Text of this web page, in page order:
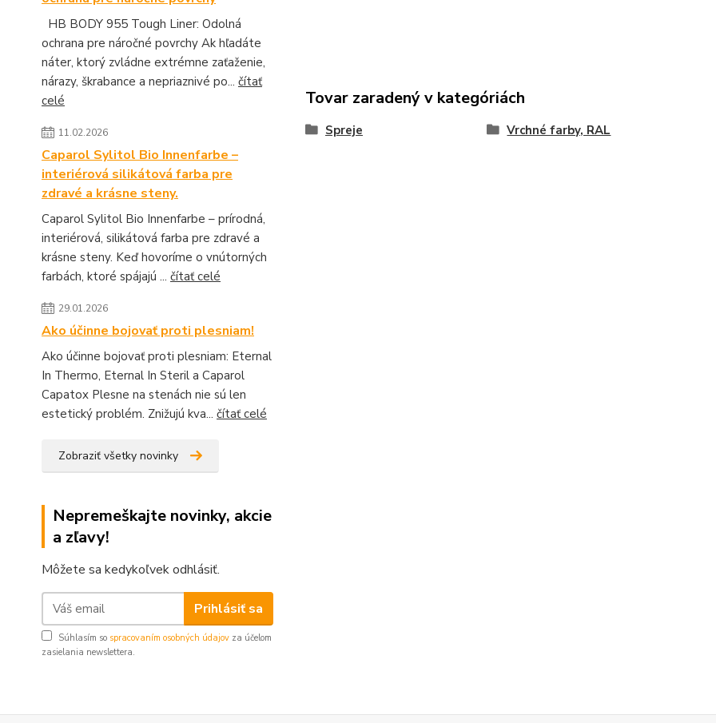
HB BODY 955 Tough Liner: Odolná
ochrana pre náročné povrchy Ak hľadáte
náter, ktorý zvládne extrémne zaťaženie,
nárazy, škrabance a nepriaznivé po... čítať
celé
11.02.2026
Caparol Sylitol Bio Innenfarbe –
interiérová silikátová farba pre
zdravé a krásne steny.
Caparol Sylitol Bio Innenfarbe – prírodná,
interiérová, silikátová farba pre zdravé a
krásne steny. Keď hovoríme o vnútorných
farbách, ktoré spájajú ... čítať celé
29.01.2026
Ako účinne bojovať proti plesniam!
Ako účinne bojovať proti plesniam: Eternal
In Thermo, Eternal In Steril a Caparol
Capatox Plesne na stenách nie sú len
estetický problém. Znižujú kva... čítať celé
Zobraziť všetky novinky
Nepremeškajte novinky, akcie
a zľavy!
Môžete sa kedykoľvek odhlásiť.
Prihlásiť sa
Súhlasím so spracovaním osobných údajov za účelom
zasielania newslettera.
Tovar zaradený v kategóriách
Spreje Vrchné farby, RAL